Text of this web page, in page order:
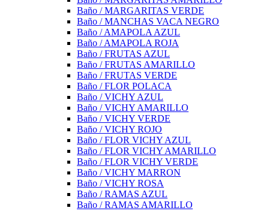
Baño / MARGARITAS VERDE
Baño / MANCHAS VACA NEGRO
Baño / AMAPOLA AZUL
Baño / AMAPOLA ROJA
Baño / FRUTAS AZUL
Baño / FRUTAS AMARILLO
Baño / FRUTAS VERDE
Baño / FLOR POLACA
Baño / VICHY AZUL
Baño / VICHY AMARILLO
Baño / VICHY VERDE
Baño / VICHY ROJO
Baño / FLOR VICHY AZUL
Baño / FLOR VICHY AMARILLO
Baño / FLOR VICHY VERDE
Baño / VICHY MARRON
Baño / VICHY ROSA
Baño / RAMAS AZUL
Baño / RAMAS AMARILLO